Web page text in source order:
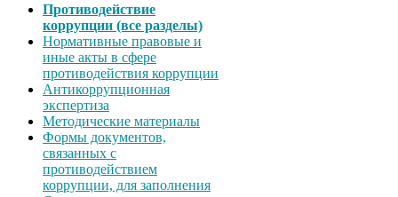
Противодействие
коррупции (все разделы)
Нормативные правовые и
иные акты в сфере
противодействия коррупции
Антикоррупционная
экспертиза
Методические материалы
Формы документов,
связанных с
противодействием
коррупции, для заполнения